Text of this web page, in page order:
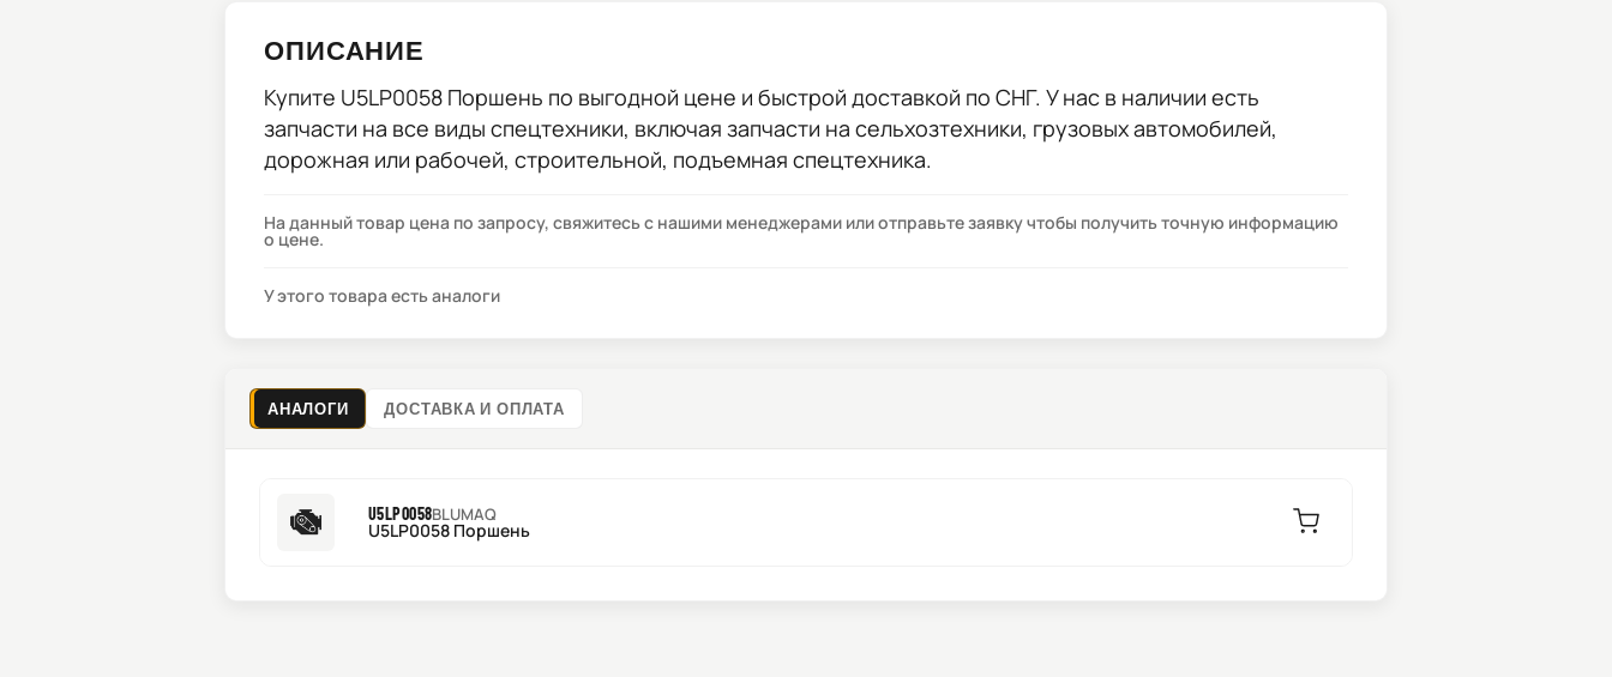
ОПИСАНИЕ
Купите U5LP0058 Поршень по выгодной цене и быстрой доставкой по СНГ. У нас в наличии есть
запчасти на все виды спецтехники, включая запчасти на сельхозтехники, грузовых автомобилей,
дорожная или рабочей, строительной, подъемная спецтехника.
На данный товар цена по запросу, свяжитесь с нашими менеджерами или отправьте заявку чтобы получить точную информацию
о цене.
У этого товара есть аналоги
АНАЛОГИ ДОСТАВКА И ОПЛАТА
U5LP0058BLUMAQ
U5LP0058 Поршень